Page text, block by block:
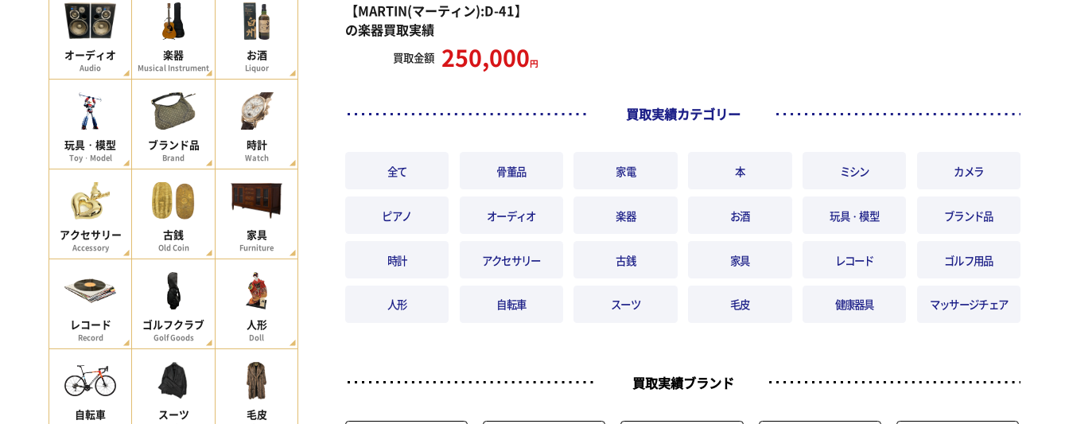
オーディオ
Audio
楽器
Musical Instrument
お酒
Liquor
玩具・模型
Toy・Model
ブランド品
Brand
時計
Watch
アクセサリー
Accessory
古銭
Old Coin
家具
Furniture
レコード
Record
ゴルフクラブ
Golf Goods
人形
Doll
自転車 スーツ 毛皮
【MARTIN(マーティン):D-41】
の楽器買取実績
買取金額 250,000円
買取実績カテゴリー
全て 骨董品 家電 本 ミシン カメラ
ピアノ オーディオ 楽器 お酒 玩具・模型 ブランド品
時計 アクセサリー 古銭 家具 レコード ゴルフ用品
人形 自転車 スーツ 毛皮 健康器具 マッサージチェア
買取実績ブランド